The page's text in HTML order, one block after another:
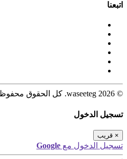
اتبعنا
© 2026 waseeteg. كل الحقوق محفوظة. مشغل بواسطة Evosmarts Co.
تسجيل الدخول
× قريب
تسجيل الدخول مع Google